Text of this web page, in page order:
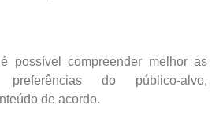
possível compreender melhor as
do público-alvo,
de acordo.